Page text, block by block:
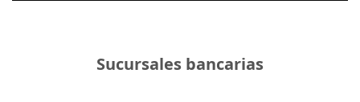
Sucursales bancarias